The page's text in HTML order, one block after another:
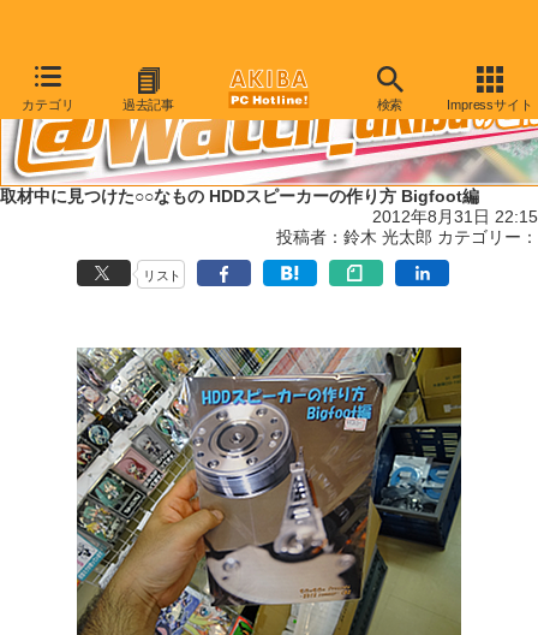
カテゴリ 過去記事 検索 Impressサイト
取材中に見つけた○○なもの HDDスピーカーの作り方 Bigfoot編
2012年8月31日 22:15
投稿者：鈴木 光太郎 カテゴリー：
リスト